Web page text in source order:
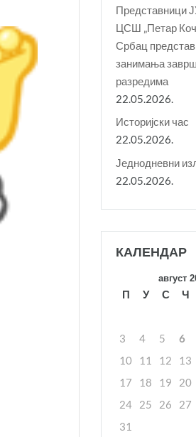
Представници
ЦСШ „Петар
Србац
занимања
разредима
22.05.2026.
Историјски час
22.05.2026.
Једнодневни
22.05.2026.
КАЛЕНДАР
август
П У С Ч
3
4 5 6
10
11 12 13
17
18 19 20
24
25 26 27
31